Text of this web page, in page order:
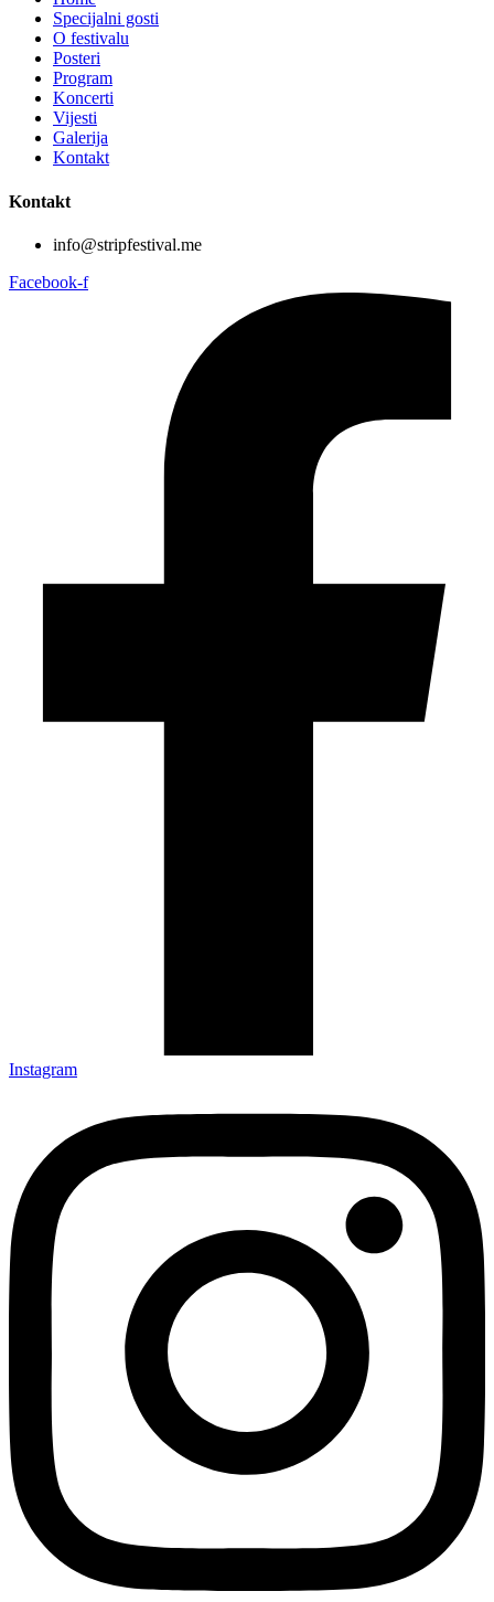
Specijalni gosti
O festivalu
Posteri
Program
Koncerti
Vijesti
Galerija
Kontakt
Kontakt
info@stripfestival.me
Facebook-f
Instagram